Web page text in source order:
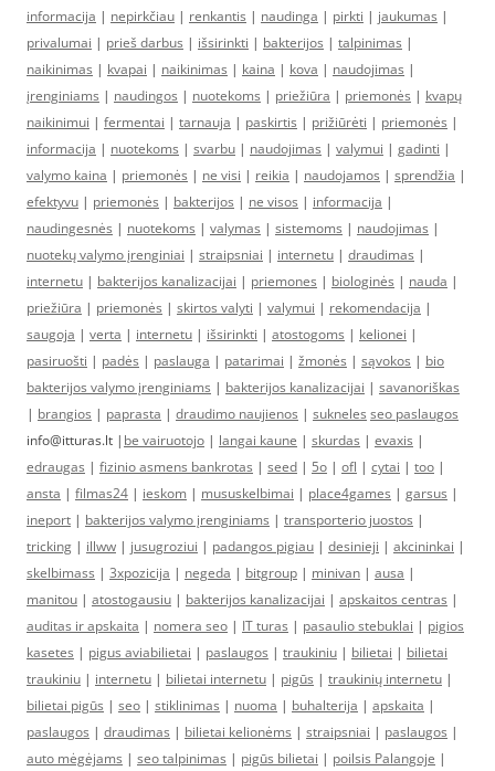
informacija | nepirkčiau | renkantis | naudinga | pirkti | jaukumas |
privalumai | prieš darbus | išsirinkti | bakterijos | talpinimas |
naikinimas | kvapai | naikinimas | kaina | kova | naudojimas |
įrenginiams | naudingos | nuotekoms | priežiūra | priemonės | kvapų
naikinimui | fermentai | tarnauja | paskirtis | prižiūrėti | priemonės |
informacija | nuotekoms | svarbu | naudojimas | valymui | gadinti |
valymo kaina | priemonės | ne visi | reikia | naudojamos | sprendžia |
efektyvu | priemonės | bakterijos | ne visos | informacija |
naudingesnės | nuotekoms | valymas | sistemoms | naudojimas |
nuotekų valymo įrenginiai | straipsniai | internetu | draudimas |
internetu | bakterijos kanalizacijai | priemones | biologinės | nauda |
priežiūra | priemonės | skirtos valyti | valymui | rekomendacija |
saugoja | verta | internetu | išsirinkti | atostogoms | kelionei |
pasiruošti | padės | paslauga | patarimai | žmonės | sąvokos | bio
bakterijos valymo įrenginiams | bakterijos kanalizacijai | savanoriškas
| brangios | paprasta | draudimo naujienos | sukneles seo paslaugos
info@itturas.lt | be vairuotojo | langai kaune | skurdas | evaxis |
edraugas | fizinio asmens bankrotas | seed | 5o | ofl | cytai | too |
ansta | filmas24 | ieskom | mususkelbimai | place4games | garsus |
ineport | bakterijos valymo įrenginiams | transporterio juostos |
tricking | illww | jusugroziui | padangos pigiau | desinieji | akcininkai |
skelbimass | 3xpozicija | negeda | bitgroup | minivan | ausa |
manitou | atostogausiu | bakterijos kanalizacijai | apskaitos centras |
auditas ir apskaita | nomera seo | IT turas | pasaulio stebuklai | pigios
kasetes | pigus aviabilietai | paslaugos | traukiniu | bilietai | bilietai
traukiniu | internetu | bilietai internetu | pigūs | traukinių internetu |
bilietai pigūs | seo | stiklinimas | nuoma | buhalterija | apskaita |
paslaugos | draudimas | bilietai kelionėms | straipsniai | paslaugos |
auto mėgėjams | seo talpinimas | pigūs bilietai | poilsis Palangoje |